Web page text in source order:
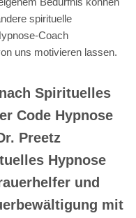
spirituelle
Coach
uns motivieren lassen.
Spirituelles
Code Hypnose
Preetz
Hypnose
und
mit